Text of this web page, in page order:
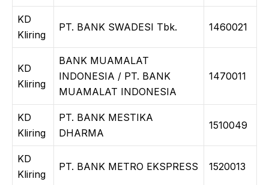
KD
Kliring
PT. BANK SWADESI Tbk. 1460021
KD
Kliring
BANK MUAMALAT
INDONESIA / PT. BANK
MUAMALAT INDONESIA
1470011
KD
Kliring
PT. BANK MESTIKA
DHARMA
1510049
KD
Kliring
PT. BANK METRO EKSPRESS 1520013